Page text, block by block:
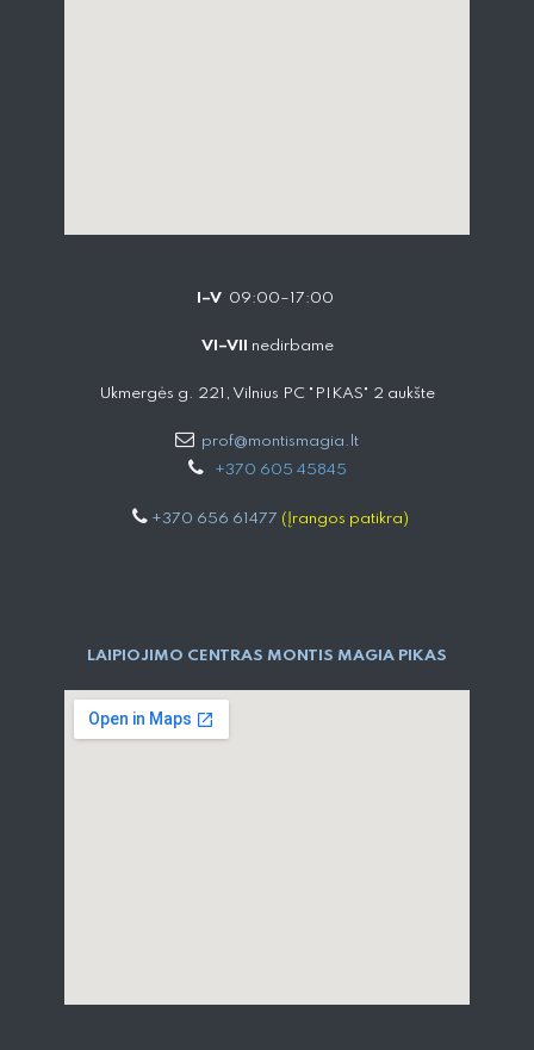
I–V 09:00–17:00
VI–VII nedirbame
Ukmergės g. 221, Vilnius PC "PIKAS" 2 aukšte
prof@montismagia.lt
+370 605 4584​5
+370 656 61477 (Įrangos patikra)
LAIPIOJIMO CENTRAS MONTIS MAGIA PIKAS